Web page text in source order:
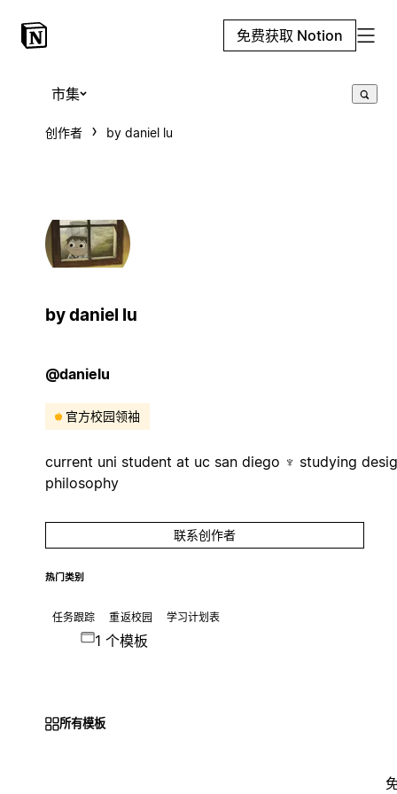
免费获取 Notion
市集
创作者 by daniel lu
by daniel lu
@danielu
官方校园领袖
current uni student at uc san diego ♆ studying
philosophy
联系创作者
热门类别
任务跟踪 重返校园 学习计划表
1 个模板
所有模板